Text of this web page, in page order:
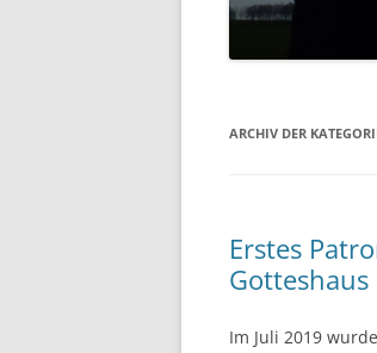
ARCHIV DER
Erstes
Gotteshaus
Im Juli 2019